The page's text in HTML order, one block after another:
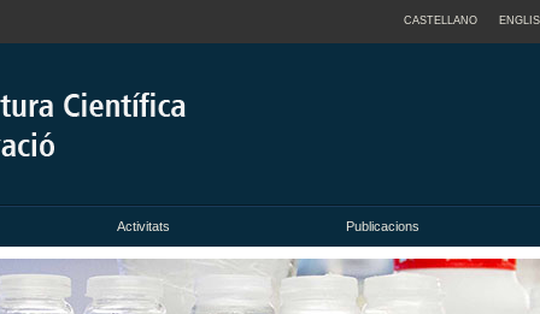
CASTELLANO
Activitats Publicacions